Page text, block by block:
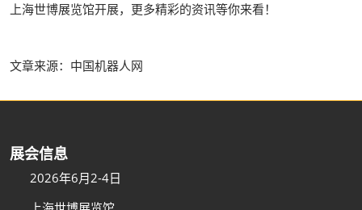
上海世博展览馆开展，更多精彩的资讯等你来看！
文章来源：中国机器人网
展会信息
2026年6月2-4日